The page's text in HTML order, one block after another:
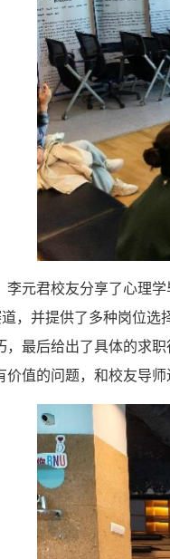
李元君校友分享了心理
，并提供了多种岗位选
，最后给出了具体的求
价值的问题，和校友导师